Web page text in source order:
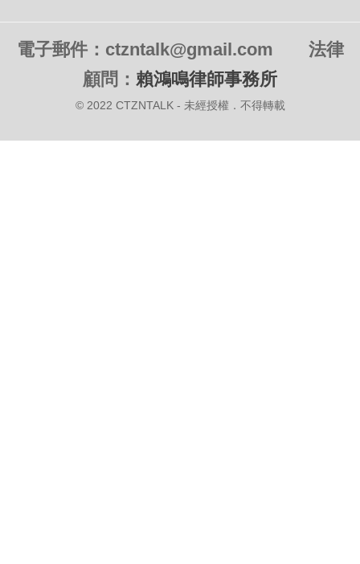
電子郵件：ctzntalk@gmail.com 法律
顧問： 賴鴻鳴律師事務所
© 2022 CTZNTALK - 未經授權．不得轉載